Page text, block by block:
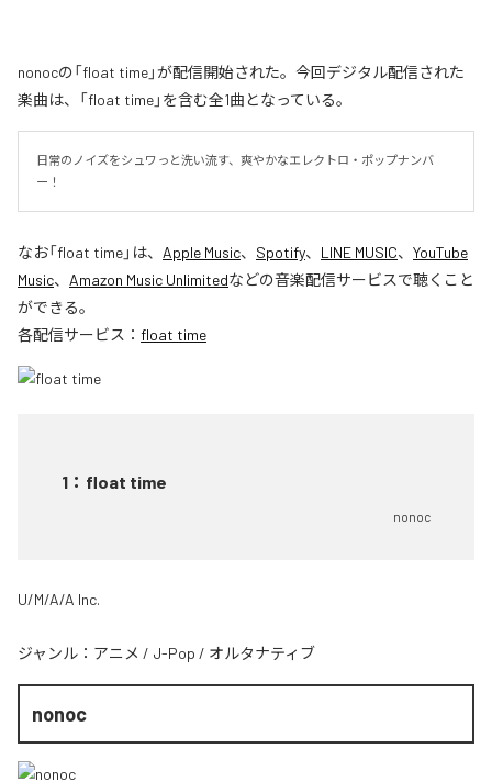
nonocの「float time」が配信開始された。今回デジタル配信された
楽曲は、「float time」を含む全1曲となっている。
日常のノイズをシュワっと洗い流す、爽やかなエレクトロ・ポップナンバ
ー！
なお「float time」は、 Apple Music、 Spotify、 LINE MUSIC、 YouTube
Music、 Amazon Music Unlimitedなどの音楽配信サービスで聴くこと
ができる。
各配信サービス： float time
1 ： float time
nonoc
U/M/A/A Inc.
ジャンル： アニメ / J-Pop / オルタナティブ
nonoc